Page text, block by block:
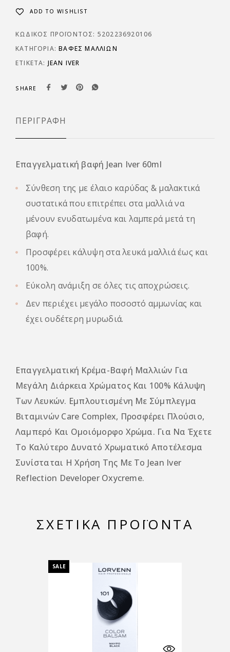
ADD TO WISHLIST
ΚΩΔΙΚΌΣ ΠΡΟΪΌΝΤΟΣ: 5202236920106
ΚΑΤΗΓΟΡΊΑ:ΒΑΦΈΣ ΜΑΛΛΙΏΝ
ΕΤΙΚΈΤΑ: JEAN IVER
SHARE
ΠΕΡΙΓΡΑΦΉ
Επαγγελματική βαφή Jean Iver 60ml
Σύνθεση της με έλαιο καρύδας & μαλακτικά
συστατικά που επιτρέπει στα μαλλιά να
μένουν ενυδατωμένα και λαμπερά μετά τη
βαφή.
Προσφέρει κάλυψη στα λευκά μαλλιά έως και
100%.
Εύκολη ανάμιξη σε όλες τις αποχρώσεις.
Δεν περιέχει μεγάλο ποσοστό αμμωνίας και
έχει ουδέτερη μυρωδιά.
Επαγγελματική Κρέμα-Βαφή Μαλλιών Για
Μεγάλη Διάρκεια Χρώματος Και 100% Κάλυψη
Των Λευκών. Εμπλουτισμένη Με Σύμπλεγμα
Βιταμινών Care Complex, Προσφέρει Πλούσιο,
Λαμπερό Και Ομοιόμορφο Χρώμα. Για Να Έχετε
Το Καλύτερο Δυνατό Χρωματικό Αποτέλεσμα
Συνίσταται Η Χρήση Της Με Το Jean Iver
Reflection Developer Oxycreme.
ΣΧΕΤΙΚΆ ΠΡΟΪΌΝΤΑ
SALE